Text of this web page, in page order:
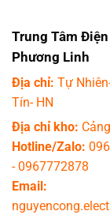
Trung Tâm
Phương Linh
Địa chỉ: Tự
Tín- HN
Địa chỉ kho:
Hotline/Zalo:
-0967772878
Email: